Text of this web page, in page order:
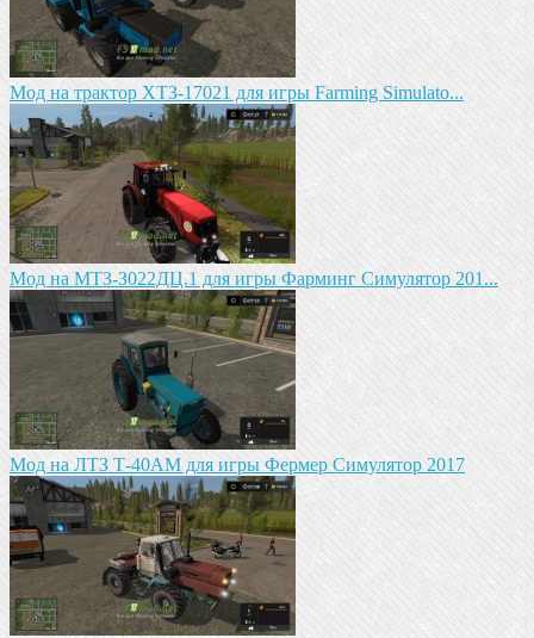
Mод на трактор ХТЗ-17021 для игры Farming Simulato...
Mод на MTЗ-З022ДЦ.1 для игры Фарминг Симулятор 201...
Мод на ЛТЗ Т-40АМ для игры Фермер Симулятор 2017